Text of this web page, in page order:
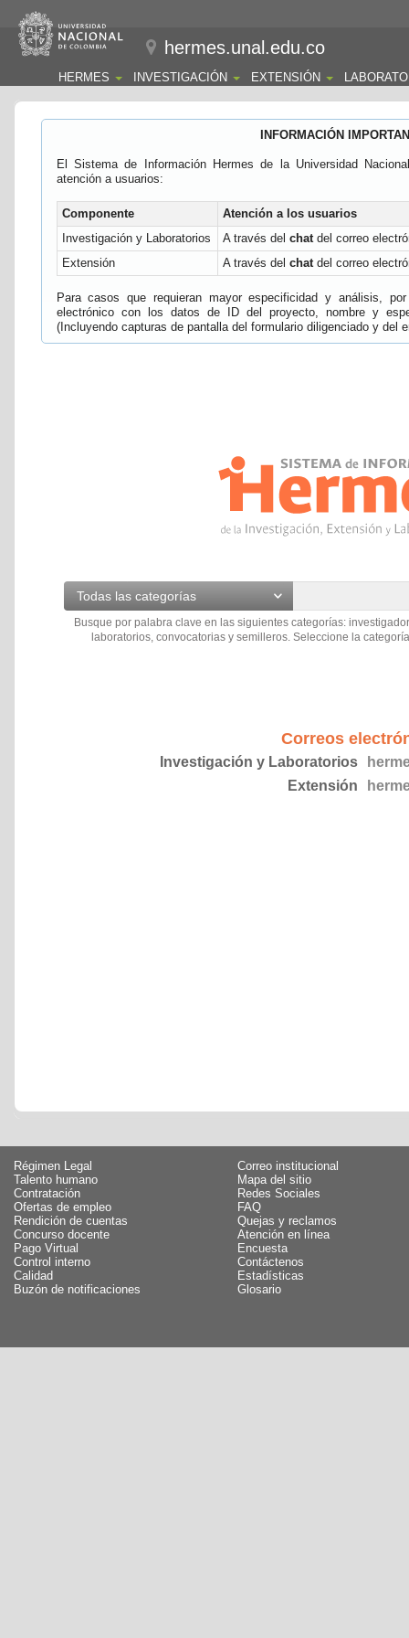
hermes.unal.edu.co
HERMES INVESTIGACIÓN EXTENSIÓN
INFORMACIÓN
El Sistema de Información Hermes de la Universidad
atención a usuarios:
Componente
Atención a los usuarios
Investigación y Laboratorios
A través del chatdel correo
Extensión
A través del chatdel correo
Para casos que requieran mayor especificidad y análisis,
electrónico con los datos de ID del proyecto, nombre y
(Incluyendo capturas de pantalla del formulario diligenciado y del
Todas las categorías
Busque por palabra clave en las siguientes categorías:
laboratorios, convocatorias y semilleros. Seleccione la
Correos
Investigación y Laboratorios
Extensión
Régimen Legal
Talento humano
Contratación
Ofertas de empleo
Rendición de cuentas
Concurso docente
Pago Virtual
Control interno
Calidad
Buzón de notificaciones
Correo institucional
Mapa del sitio
Redes Sociales
FAQ
Quejas y reclamos
Atención en línea
Encuesta
Contáctenos
Estadísticas
Glosario